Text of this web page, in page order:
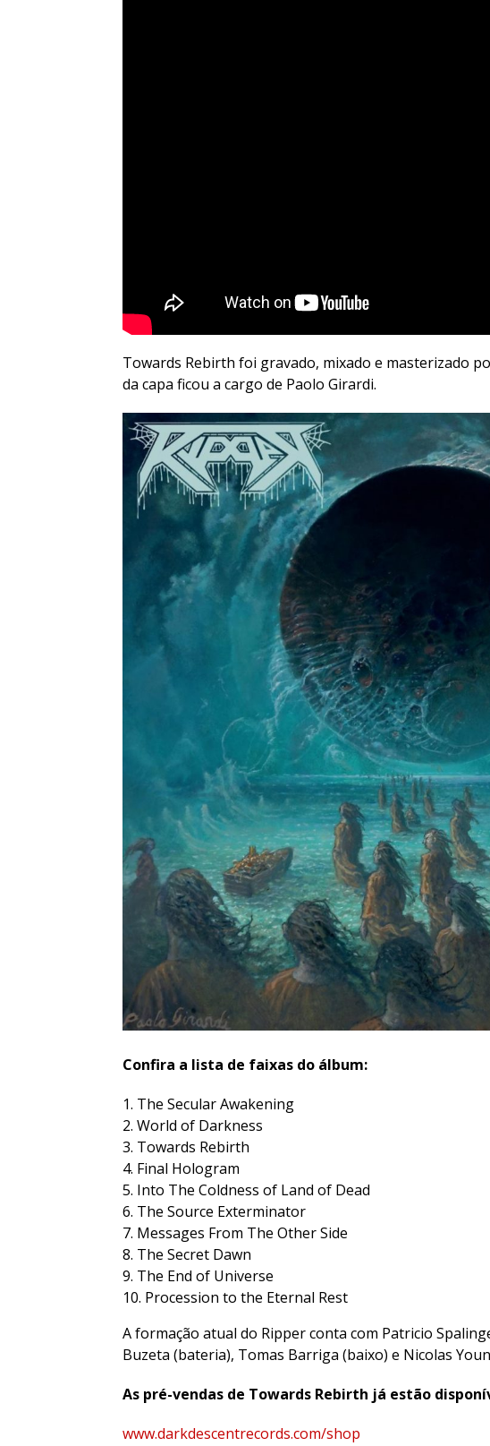
Towards Rebirth foi gravado, mixado e masterizado
da capa ficou a cargo de Paolo Girardi.
Confira a lista de faixas do álbum:
The Secular Awakening
World of Darkness
Towards Rebirth
Final Hologram
Into The Coldness of Land of Dead
The Source Exterminator
Messages From The Other Side
The Secret Dawn
The End of Universe
Procession to the Eternal Rest
A formação atual do Ripper conta com Patricio
Buzeta (bateria), Tomas Barriga (baixo) e Nicolas
As pré-vendas de Towards Rebirth já estão
www.darkdescentrecords.com/shop